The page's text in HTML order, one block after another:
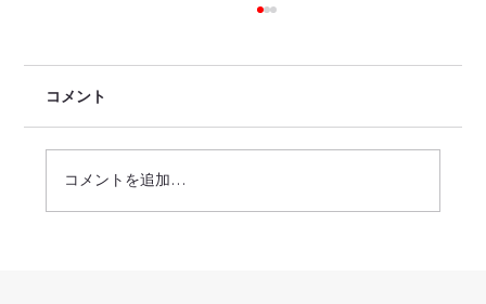
コメント
コメントを追加…